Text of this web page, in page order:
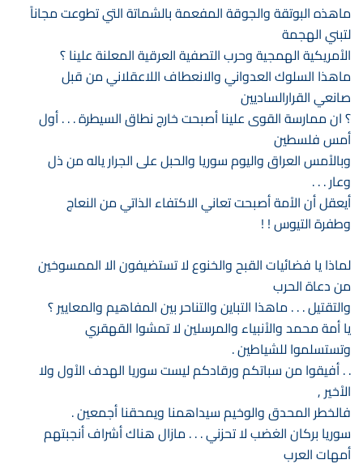
ماهذه البوتقة والجوقة المفعمة بالشماتة التي تطوعت مجاناً
لتبني الهجمة
الاْمريكية الهمجية وحرب التصفية العرقية المعلنة علينا ؟
ماهذا السلوك العدواني والانعطاف اللاعقلاني من قبل
صانعي القرارالساديين
؟ ان ممارسة القوى علينا أصبحت خارج نطاق السيطرة . . . أول
أمس فلسطين
وبالاْمس العراق واليوم سوريا والحبل على الجرار ياله من ذل
وعار . . .
أيعقل أن الاْمة أصبحت تعاني الاكتفاء الذاتي من النعاج
وطفرة التيوس ! !
لماذا يا فضائيات القبح والخنوع لا تستضيفون الا الممسوخين
من دعاة الحرب
والتقتيل . . . ماهذا التباين والتناحر بين المفاهيم والمعايير ؟
يا أمة محمد والاْنبياء والمرسلين لا تمشوا القهقري
وتستسلموا للشياطين .
. . أفيقوا من سباتكم ورقادكم ليست سوريا الهدف الاْول ولا
الاْخير ,
فالخطر المحدق والوخيم سيداهمنا ويمحقنا أجمعين .
سوريا بركان الغضب لا تحزني . . . مازال هناك أشراف أنجبتهم
أمهات العرب